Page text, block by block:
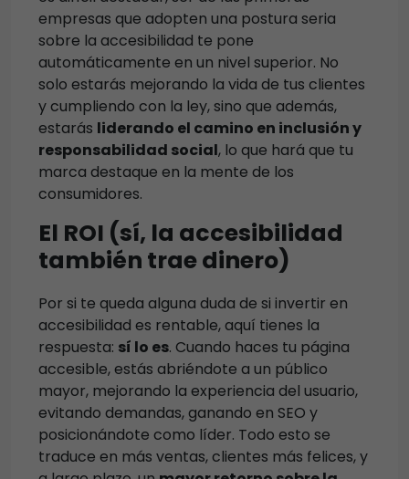
empresas que adopten una postura seria
sobre la accesibilidad te pone
automáticamente en un nivel superior. No
solo estarás mejorando la vida de tus clientes
y cumpliendo con la ley, sino que además,
estarás liderando el camino en inclusión y
responsabilidad social, lo que hará que tu
marca destaque en la mente de los
consumidores.
El ROI (sí, la accesibilidad
también trae dinero)
Por si te queda alguna duda de si invertir en
accesibilidad es rentable, aquí tienes la
respuesta: sí lo es. Cuando haces tu página
accesible, estás abriéndote a un público
mayor, mejorando la experiencia del usuario,
evitando demandas, ganando en SEO y
posicionándote como líder. Todo esto se
traduce en más ventas, clientes más felices, y